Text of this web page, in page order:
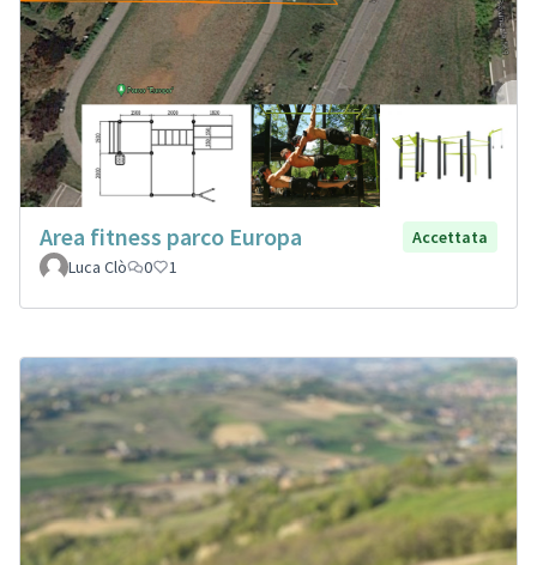
Area fitness parco Europa
Accettata
Luca Clò
0 1